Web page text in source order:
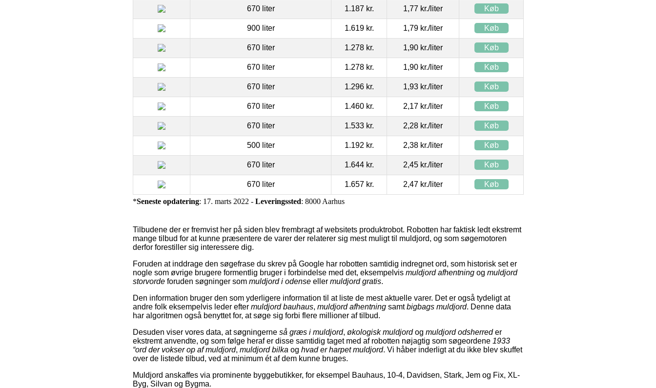
670 liter 1.187 kr. 1,77 kr./liter Køb
900 liter 1.619 kr. 1,79 kr./liter Køb
670 liter 1.278 kr. 1,90 kr./liter Køb
670 liter 1.278 kr. 1,90 kr./liter Køb
670 liter 1.296 kr. 1,93 kr./liter Køb
670 liter 1.460 kr. 2,17 kr./liter Køb
670 liter 1.533 kr. 2,28 kr./liter Køb
500 liter 1.192 kr. 2,38 kr./liter Køb
670 liter 1.644 kr. 2,45 kr./liter Køb
670 liter 1.657 kr. 2,47 kr./liter Køb
*Seneste opdatering: 17. marts 2022 - Leveringssted: 8000 Aarhus
Tilbudene der er fremvist her på siden blev frembragt af websitets produktrobot. Robotten har faktisk ledt ekstremt
mange tilbud for at kunne præsentere de varer der relaterer sig mest muligt til muldjord, og som søgemotoren
derfor forestiller sig interessere dig.
Foruden at inddrage den søgefrase du skrev på Google har robotten samtidig indregnet ord, som historisk set er
nogle som øvrige brugere formentlig bruger i forbindelse med det, eksempelvis muldjord afhentning og muldjord
storvorde foruden søgninger som muldjord i odense eller muldjord gratis.
Den information bruger den som yderligere information til at liste de mest aktuelle varer. Det er også tydeligt at
andre folk eksempelvis leder efter muldjord bauhaus, muldjord afhentning samtbigbags muldjord. Denne data
har algoritmen også benyttet for, at søge sig forbi flere millioner af tilbud.
Desuden viser vores data, at søgningerne så græs i muldjord, økologisk muldjordog muldjord odsherreder
ekstremt anvendte, og som følge heraf er disse samtidig taget med af robotten nøjagtig som søgeordene 1933
“ord der vokser op af muldjord, muldjord bilka og hvad er harpet muldjord. Vi håber inderligt at du ikke blev skuffet
over de listede tilbud, ved at minimum ét af dem kunne bruges.
Muldjord anskaffes via prominente byggebutikker, for eksempel Bauhaus, 10-4, Davidsen, Stark, Jem og Fix, XL-
Byg, Silvan og Bygma.